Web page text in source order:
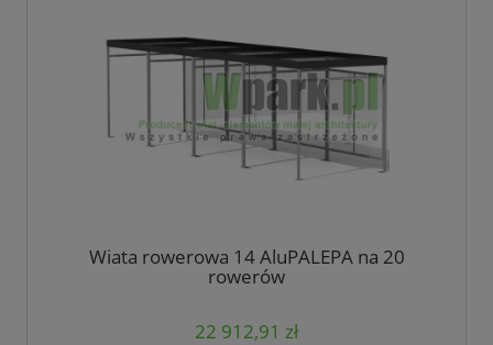
Wiata rowerowa 14 AluPALEPA na 20
rowerów
22 912,91 zł